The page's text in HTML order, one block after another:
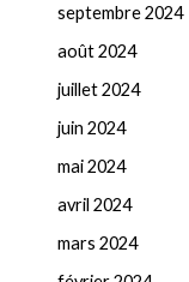
septembre 2024
août 2024
juillet 2024
juin 2024
mai 2024
avril 2024
mars 2024